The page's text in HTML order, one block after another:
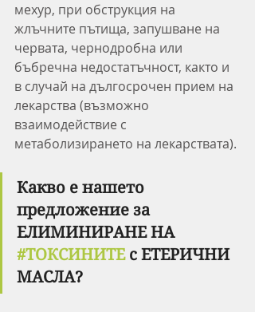
мехур, при обструкция на
жлъчните пътища, запушване на
червата, чернодробна или
бъбречна недостатъчност, както и
в случай на дългосрочен прием на
лекарства (възможно
взаимодействие с
метаболизирането на лекарствата).
Какво е нашето
предложение за
ЕЛИМИНИРАНЕ НА
#ТОКСИНИТЕ с ЕТЕРИЧНИ
МАСЛА?